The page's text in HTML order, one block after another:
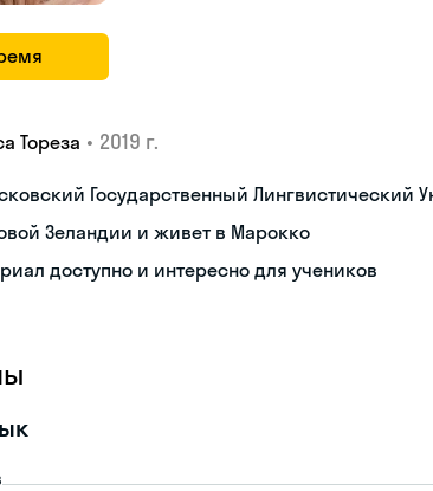
Тореза • 2019 г.
Государственный Лингвистический
Зеландии и живет в Марокко
доступно и интересно для учеников